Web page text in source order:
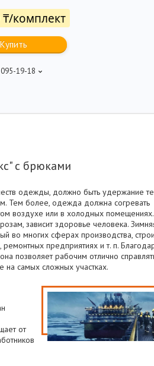
₸/комплект
Купить
19-18
с брюками
одежды, должно быть удержание
Тем более, одежда должна согревать
воздухе или в холодных
зависит здоровье человека.
во многих сферах производства,
предприятиях и т. п.
позволяет рабочим отлично
на самых сложных участках.
от